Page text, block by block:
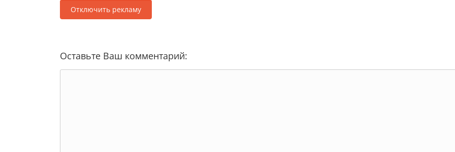
Отключить рекламу
Оставьте Ваш комментарий: